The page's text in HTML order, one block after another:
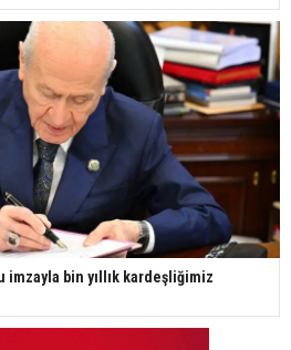
imzayla bin yıllık kardeşliğimiz